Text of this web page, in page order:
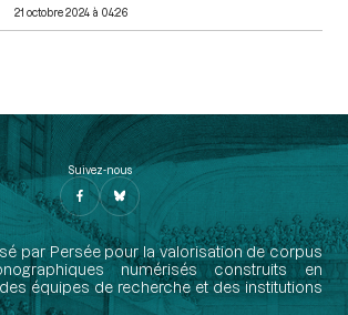
21 octobre 2024 à 04:26
Suivez-nous
par Persée pour la valorisation de corpus
numérisés construits en
équipes de recherche et des institutions